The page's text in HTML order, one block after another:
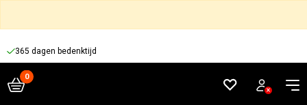
365 dagen bedenktijd